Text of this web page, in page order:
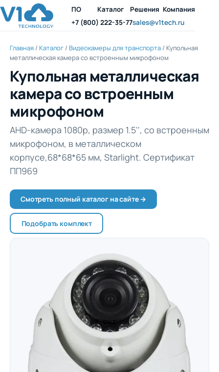
ПО Каталог Решения Компания
+7 (800) 222-35-77sales@v1tech.ru
Главная / Каталог / Видеокамеры для транспорта / Купольная
металлическая камера со встроенным микрофоном
Купольная металлическая
камера со встроенным
микрофоном
AHD-камера 1080p, размер 1.5'', со встроенным
микрофоном, в металлическом
корпусе,68*68*65 мм, Starlight. Сертификат
ПП969
Смотреть полный каталог на сайте →
Подобрать комплект